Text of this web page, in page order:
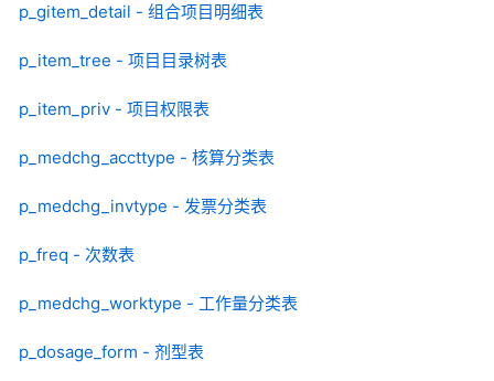
p_gitem_detail - 组合项目明细表
p_item_tree - 项目目录树表
p_item_priv - 项目权限表
p_medchg_accttype - 核算分类表
p_medchg_invtype - 发票分类表
p_freq - 次数表
p_medchg_worktype - 工作量分类表
p_dosage_form - 剂型表